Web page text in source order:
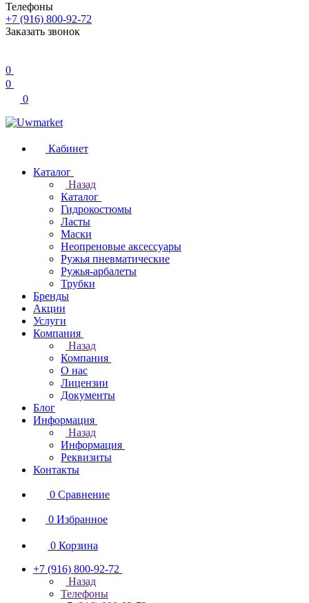
Телефоны
+7 (916) 800-92-72
Заказать звонок
0
0
0
Кабинет
Каталог
Назад
Каталог
Гидрокостюмы
Ласты
Маски
Неопреновые аксессуары
Ружья пневматические
Ружья-арбалеты
Трубки
Бренды
Акции
Услуги
Компания
Назад
Компания
О нас
Лицензии
Документы
Блог
Информация
Назад
Информация
Реквизиты
Контакты
0 Сравнение
0 Избранное
0 Корзина
+7 (916) 800-92-72
Назад
Телефоны